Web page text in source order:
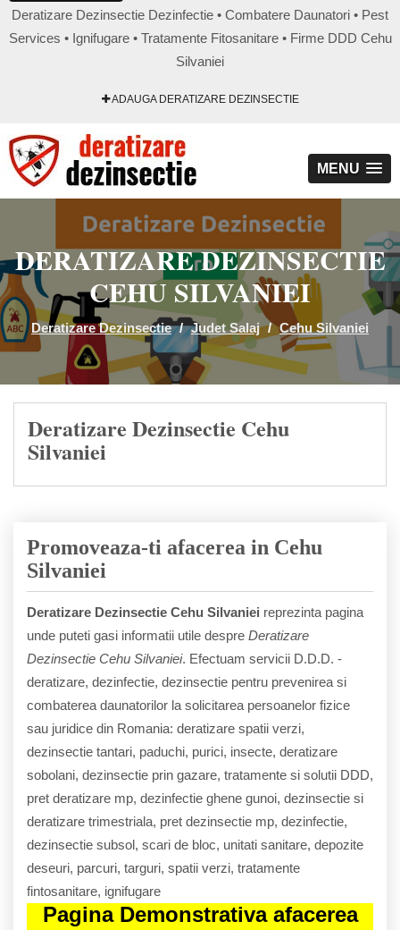
Deratizare Dezinsectie Dezinfectie • Combatere Daunatori • Pest
Services • Ignifugare • Tratamente Fitosanitare • Firme DDD Cehu
Silvaniei
ADAUGA DERATIZARE DEZINSECTIE
MENU
DERATIZARE DEZINSECTIE
CEHU SILVANIEI
Deratizare Dezinsectie / Judet Salaj / Cehu Silvaniei
Deratizare Dezinsectie Cehu
Silvaniei
Promoveaza-ti afacerea in Cehu
Silvaniei
Deratizare Dezinsectie Cehu Silvaniei reprezinta pagina
unde puteti gasi informatii utile despre Deratizare
Dezinsectie Cehu Silvaniei. Efectuam servicii D.D.D. -
deratizare, dezinfectie, dezinsectie pentru prevenirea si
combaterea daunatorilor la solicitarea persoanelor fizice
sau juridice din Romania: deratizare spatii verzi,
dezinsectie tantari, paduchi, purici, insecte, deratizare
sobolani, dezinsectie prin gazare, tratamente si solutii DDD,
pret deratizare mp, dezinfectie ghene gunoi, dezinsectie si
deratizare trimestriala, pret dezinsectie mp, dezinfectie,
dezinsectie subsol, scari de bloc, unitati sanitare, depozite
deseuri, parcuri, targuri, spatii verzi, tratamente
fintosanitare, ignifugare
Pagina Demonstrativa afacerea